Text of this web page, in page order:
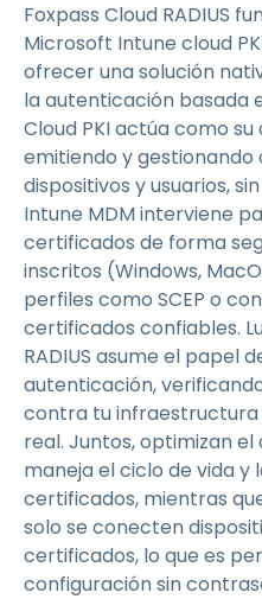
Foxpass Cloud RADIUS
Microsoft Intune cloud
ofrecer una solución
la autenticación basada
Cloud PKI actúa como
emitiendo y
dispositivos y usuarios,
Intune MDM interviene
certificados de forma
inscritos (Windows,
perfiles como SCEP o
certificados confiables.
RADIUS asume el papel
autenticación,
contra tu infraestructura
real. Juntos, optimizan
maneja el ciclo de vida y
certificados, mientras
solo se conecten
certificados, lo que es
configuración sin